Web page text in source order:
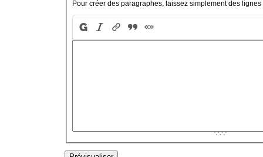
Pour créer des paragraphes, laissez simplement des lignes